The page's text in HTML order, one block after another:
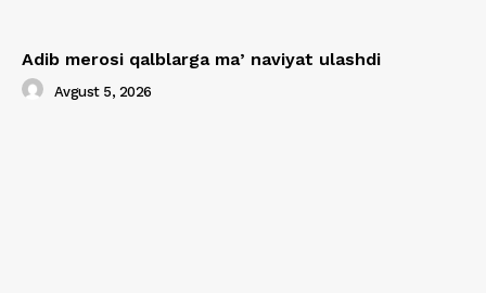
Adib merosi qalblarga maʼnaviyat ulashdi
Avgust 5, 2026